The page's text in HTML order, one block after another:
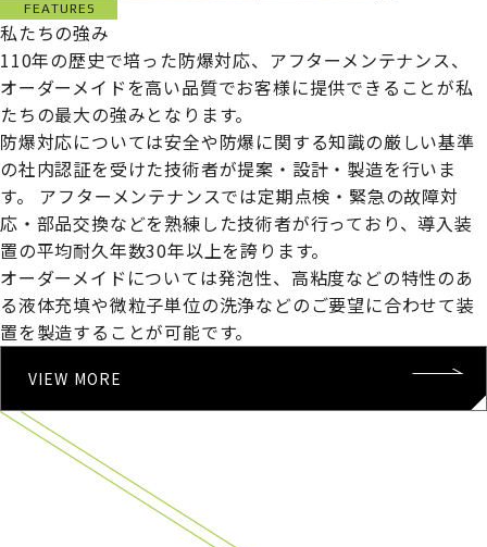
FEATURES
私たちの強み
110年の歴史で培った防爆対応、アフターメンテナンス、
オーダーメイドを高い品質でお客様に提供できることが私
たちの最大の強みとなります。
防爆対応については安全や防爆に関する知識の厳しい基準
の社内認証を受けた技術者が提案・設計・製造を行いま
す。
アフターメンテナンスでは定期点検・緊急の故障対
応・部品交換などを熟練した技術者が行っており、導入装
置の平均耐久年数30年以上を誇ります。
オーダーメイドについては発泡性、高粘度などの特性のあ
る液体充填や微粒子単位の洗浄などのご要望に合わせて装
置を製造することが可能です。
VIEW MORE